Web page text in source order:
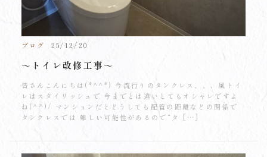
ブログ 25/12/20
～トイレ改修工事～
皆さんこんにちは(*^^*) 今流行りのタンクレス、、、風トイ
レはスタイリッシュで 今までとは違いとてもオシャレですよ
ね(^^)/ マンションだとどうしても配管の距離などの関係で
タンクレスでは 難しい可能性があるので“タ […]